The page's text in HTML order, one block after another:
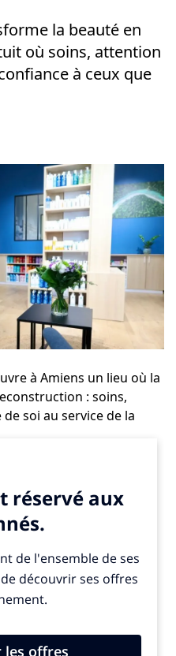
la beauté en
où soins, attention
à ceux que
à Amiens un lieu où la
: soins,
soi au service de la
de précarité viennent
et douceur dans des
Acteurs de la Solidarité
Passerelles vers l’emploi